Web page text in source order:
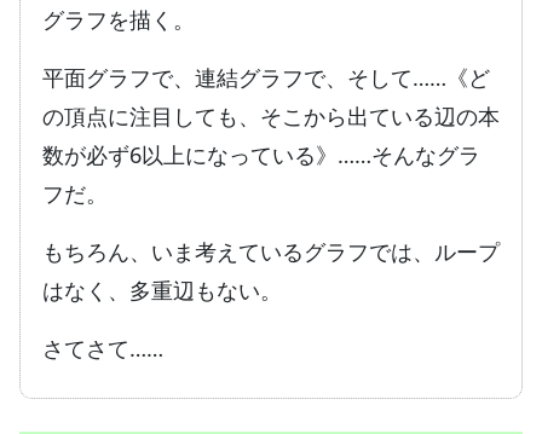
グラフを描く。
平面グラフで、連結グラフで、そして……《ど
の頂点に注目しても、そこから出ている辺の本
数が必ず6以上になっている》……そんなグラ
フだ。
もちろん、いま考えているグラフでは、ループ
はなく、多重辺もない。
さてさて……